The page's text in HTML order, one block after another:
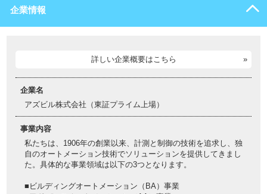
企業情報
詳しい企業概要はこちら
企業名
アズビル株式会社（東証プライム上場）
事業内容
私たちは、1906年の創業以来、計測と制御の技術を追求し、独
自のオートメーション技術でソリューションを提供してきまし
た。具体的な事業領域は以下の3つとなります。
■ビルディングオートメーション（BA）事業